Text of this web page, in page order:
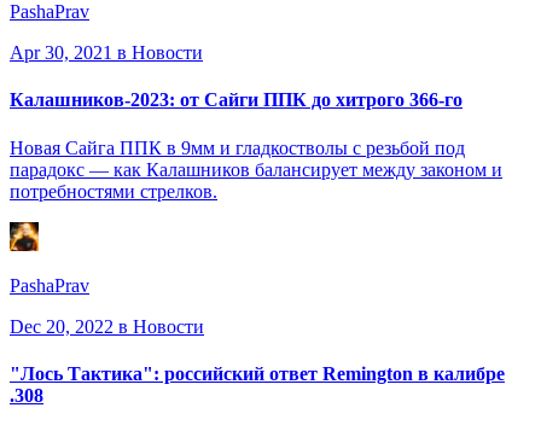
PashaPrav
Apr 30, 2021 в Новости
Калашников-2023: от Сайги ППК до хитрого 366-го
Новая Сайга ППК в 9мм и гладкостволы с резьбой под
парадокс — как Калашников балансирует между законом и
потребностями стрелков.
PashaPrav
Dec 20, 2022 в Новости
"Лось Тактика": российский ответ Remington в калибре
.308